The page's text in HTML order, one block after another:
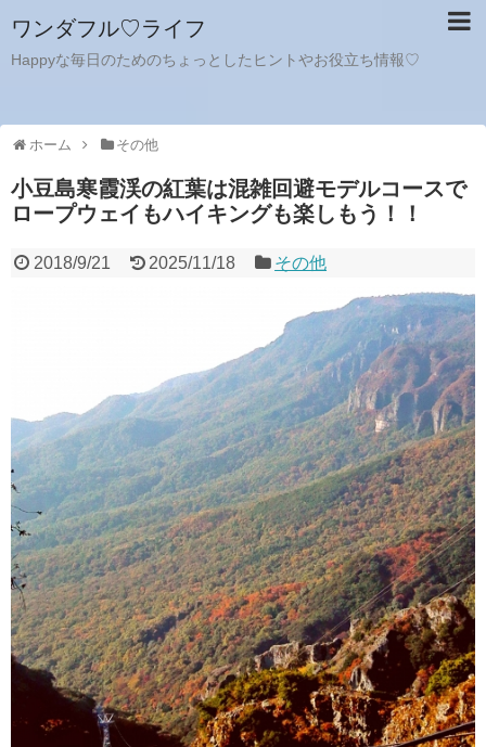
ワンダフル♡ライフ
Happyな毎日のためのちょっとしたヒントやお役立ち情報♡
ホーム その他
小豆島寒霞渓の紅葉は混雑回避モデルコースで
ロープウェイもハイキングも楽しもう！！
2018/9/21 2025/11/18 その他